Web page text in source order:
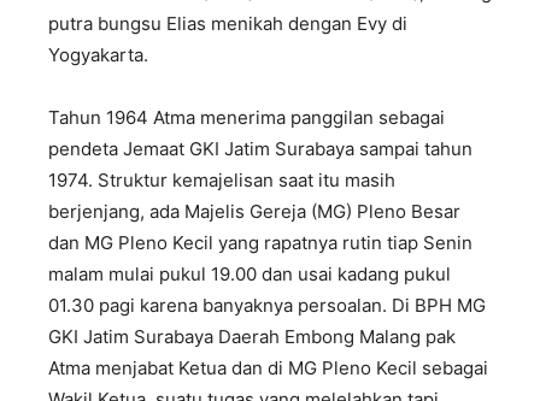
putra bungsu Elias menikah dengan Evy di
Yogyakarta.
Tahun 1964 Atma menerima panggilan sebagai
pendeta Jemaat GKI Jatim Surabaya sampai tahun
1974. Struktur kemajelisan saat itu masih
berjenjang, ada Majelis Gereja (MG) Pleno Besar
dan MG Pleno Kecil yang rapatnya rutin tiap Senin
malam mulai pukul 19.00 dan usai kadang pukul
01.30 pagi karena banyaknya persoalan. Di BPH MG
GKI Jatim Surabaya Daerah Embong Malang pak
Atma menjabat Ketua dan di MG Pleno Kecil sebagai